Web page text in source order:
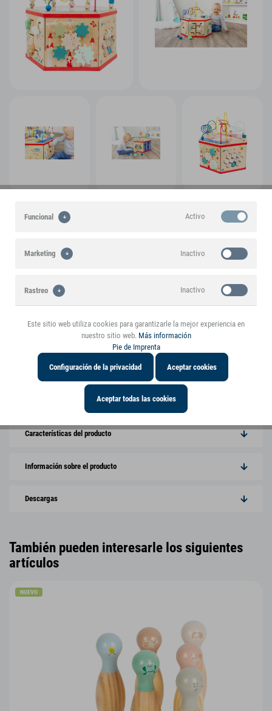
ver más fotos
Un producto de la marca small foot
Características del producto
Información sobre el producto
Descargas
También pueden interesarle los siguientes
artículos
NUEVO
Funcional Activo
Marketing Inactivo
Rastreo Inactivo
Este sitio web utiliza cookies para garantizarle la mejor experiencia en
nuestro sitio web. Más información
Pie de Imprenta
Configuración de la privacidad Aceptar cookies
Aceptar todas las cookies